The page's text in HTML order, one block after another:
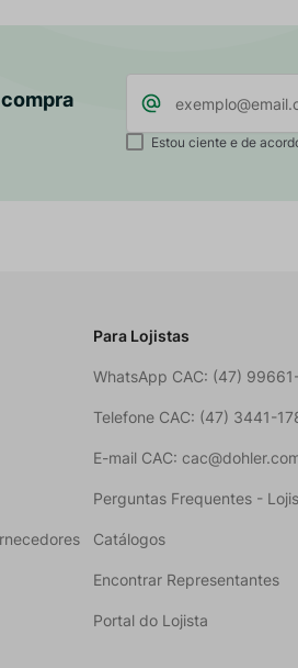
Estou ciente e de
Para Lojistas
WhatsApp CAC: (47)
Telefone CAC: (47) 3441-
E-mail CAC:
Perguntas Frequentes -
Catálogos
Encontrar Representantes
Portal do Lojista